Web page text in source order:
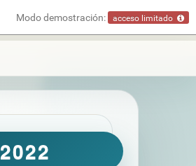
Modo demostración: acceso limitado
2022